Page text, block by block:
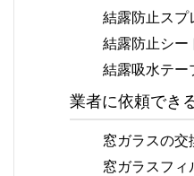
結露防止スプ
結露防止シー
結露吸水テー
業者に依頼でき
窓ガラスの交
窓ガラスフィ